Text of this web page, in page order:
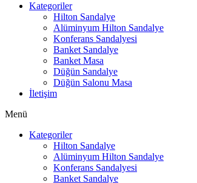
Kategoriler
Hilton Sandalye
Alüminyum Hilton Sandalye
Konferans Sandalyesi
Banket Sandalye
Banket Masa
Düğün Sandalye
Düğün Salonu Masa
İletişim
Menü
Kategoriler
Hilton Sandalye
Alüminyum Hilton Sandalye
Konferans Sandalyesi
Banket Sandalye